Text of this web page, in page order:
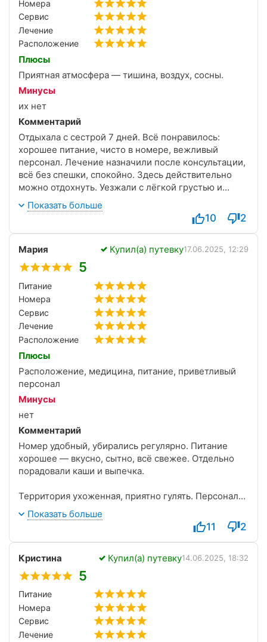
Номера
Сервис
Лечение
Расположение
Плюсы
Приятная атмосфера — тишина, воздух, сосны.
Минусы
их нет
Комментарий
Отдыхала с сестрой 7 дней. Всё понравилось:
хорошее питание, чисто в номере, вежливый
персонал. Лечение назначили после консультации,
всё без спешки, спокойно. Здесь действительно
можно отдохнуть. Уезжали с лёгкой грустью и
желанием вернуться.
Показать больше
10 2
Мария Купил(а) путевку17.06.2025, 12:29
5
Питание
Номера
Сервис
Лечение
Расположение
Плюсы
Расположение, медицина, питание, приветливый
персонал
Минусы
нет
Комментарий
Номер удобный, убирались регулярно. Питание
хорошее — вкусно, сытно, всё свежее. Отдельно
порадовали каши и выпечка.
Территория ухоженная, приятно гулять. Персонал
вежливый, всегда готовы подсказать и помочь.
Отдохнула и телом, и головой. С удовольствием
Показать больше
11 2
Кристина Купил(а) путевку14.06.2025, 18:32
5
Питание
Номера
Сервис
Лечение